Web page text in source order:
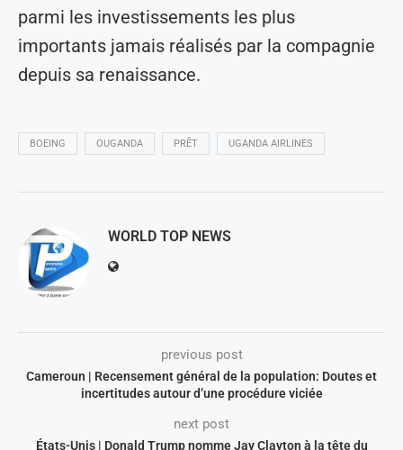
parmi les investissements les plus
importants jamais réalisés par la compagnie
depuis sa renaissance.
BOEING OUGANDA PRÊT UGANDA AIRLINES
WORLD TOP NEWS
previous post
Cameroun | Recensement général de la population: Doutes et
incertitudes autour d’une procédure viciée
next post
États-Unis | Donald Trump nomme Jay Clayton à la tête du